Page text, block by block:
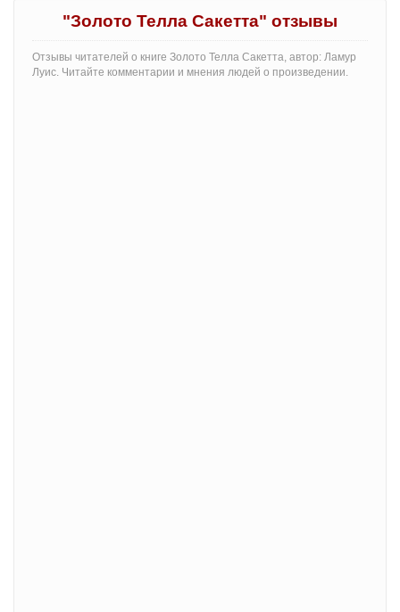
"Золото Телла Сакетта" отзывы
Отзывы читателей о книге Золото Телла Сакетта, автор: Ламур
Луис. Читайте комментарии и мнения людей о произведении.